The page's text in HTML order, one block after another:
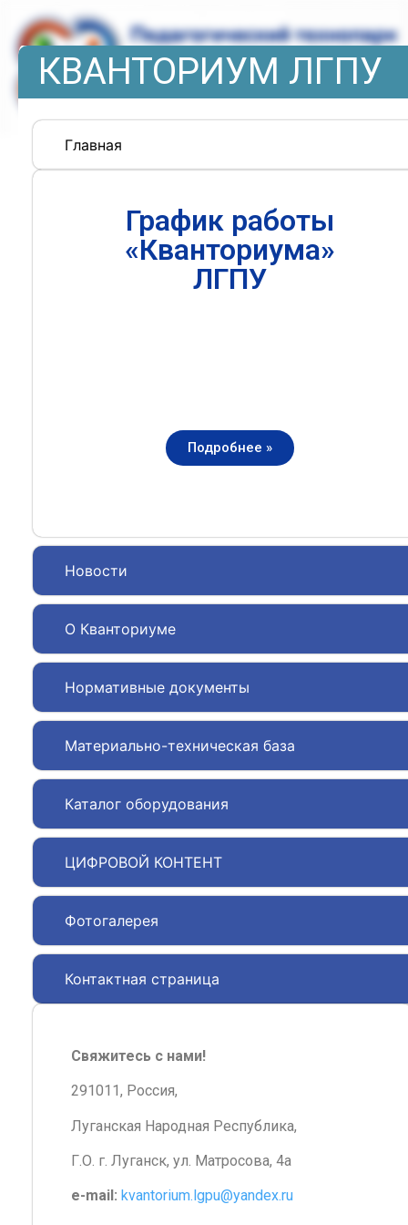
КВАНТОРИУМ ЛГПУ
Главная
Новости
О Кванториуме
Нормативные документы
Материально-техническая база
Каталог оборудования
ЦИФРОВОЙ КОНТЕНТ
Фотогалерея
Контактная страница
График работы
«Кванториума»
ЛГПУ
Подробнее »
Свяжитесь с нами!
291011, Россия,
Луганская Народная Республика,
Г.О. г. Луганск, ул. Матросова, 4а
e-mail: kvantorium.lgpu@yandex.ru